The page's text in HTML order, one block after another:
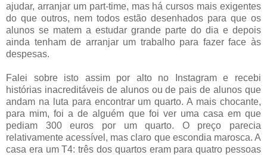
ajudar, arranjar um part-time, mas há cursos mais exigentes
do que outros, nem todos estão desenhados para que os
alunos se matem a estudar grande parte do dia e depois
ainda tenham de arranjar um trabalho para fazer face às
despesas.
Falei sobre isto assim por alto no Instagram e recebi
histórias inacreditáveis de alunos ou de pais de alunos que
andam na luta para encontrar um quarto. A mais chocante,
para mim, foi a de alguém que foi ver uma casa em que
pediam 300 euros por um quarto. O preço parecia
relativamente acessível, mas claro que escondia marosca. A
casa era um T4: três dos quartos eram para quatro pessoas